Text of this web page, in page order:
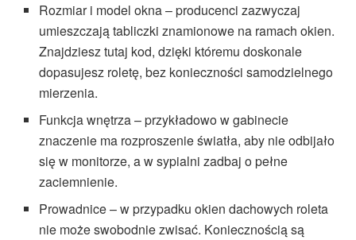
Rozmiar i model okna – producenci zazwyczaj
umieszczają tabliczki znamionowe na ramach okien.
Znajdziesz tutaj kod, dzięki któremu doskonale
dopasujesz roletę, bez konieczności samodzielnego
mierzenia.
Funkcja wnętrza – przykładowo w gabinecie
znaczenie ma rozproszenie światła, aby nie odbijało
się w monitorze, a w sypialni zadbaj o pełne
zaciemnienie.
Prowadnice – w przypadku okien dachowych roleta
nie może swobodnie zwisać. Koniecznością są